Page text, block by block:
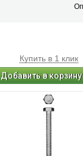
Купить в 1 клик
Добавить в корзину